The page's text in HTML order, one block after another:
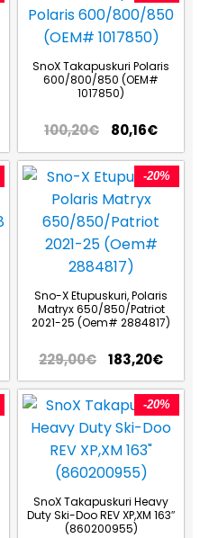
SnoX Takapuskuri Polaris
600/800/850 (OEM#
1017850)
100,20€ 80,16€
-20%
Sno-X Etupuskuri, Polaris
Matryx 650/850/Patriot
2021-25 (Oem# 2884817)
229,00€ 183,20€
-20%
SnoX Takapuskuri Heavy
Duty Ski-Doo REV XP,XM 163″
(860200955)